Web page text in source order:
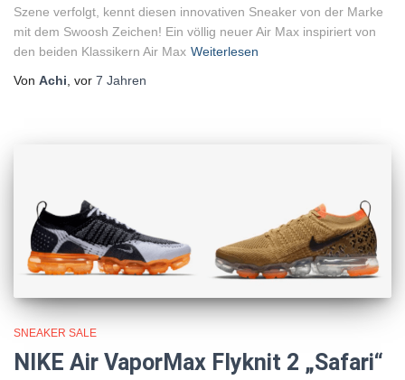
Szene verfolgt, kennt diesen innovativen Sneaker von der Marke
mit dem Swoosh Zeichen! Ein völlig neuer Air Max inspiriert von
den beiden Klassikern Air Max Weiterlesen
Von Achi , vor 7 Jahren
SNEAKER SALE
NIKE Air VaporMax Flyknit 2 „Safari“